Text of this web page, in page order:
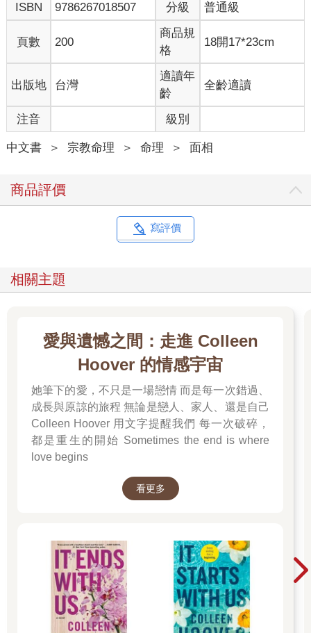
ISBN
9786267018507 分級 普通級
頁數 200
商品規
格
18開17*23cm
出版地 台灣
適讀年
齡
全齡適讀
注音 級別
中文書 ＞ 宗教命理 ＞ 命理 ＞ 面相
商品評價
寫評價
相關主題
愛與遺憾之間：走進 Colleen
Hoover 的情感宇宙
她筆下的愛，不只是一場戀情 而是每一次錯過、
成長與原諒的旅程 無論是戀人、家人、還是自己
Colleen Hoover 用文字提醒我們 每一次破碎，
都是重生的開始 Sometimes the end is where
love begins
看更多